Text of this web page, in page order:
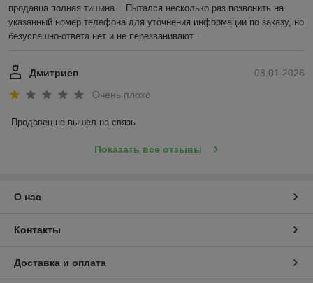
продавца полная тишина... Пытался несколько раз позвонить на
указанный номер телефона для уточнения информации по заказу, но
безуспешно-ответа нет и не перезванивают...
08.01.2026
Дмитриев
Очень плохо
Продавец не вышел на связь
Показать все отзывы
О нас
Контакты
Доставка и оплата